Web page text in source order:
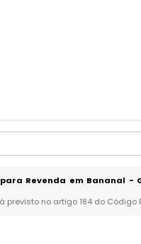
Revenda em Bananal -
no artigo 184 do Código